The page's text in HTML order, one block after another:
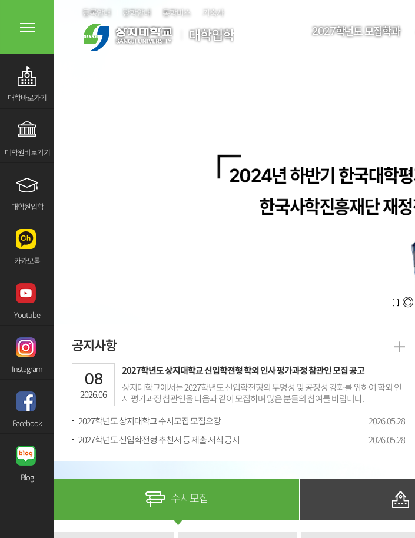
등록안내 장학안내 통학버스 기숙사
대학바로가기
대학원바로가기
대학원입학
카카오톡
Youtube
Instagram
Facebook
Blog
2027학년도 모집학과
공지사항
08
2026.06
2027학년도 상지대학교 신입학전형 학외 인사 평가과정 참관인 모집 공고
상지대학교에서는 2027학년도 신입학전형의 투명성 및 공정성 강화를 위하여 학외 인
사 평가과정 참관인을 다음과 같이 모집하며 많은 분들의 참여를 바랍니다.
2027학년도 상지대학교 수시모집 모집요강
2026.05.28
2027학년도 신입학전형 추천서 등 제출 서식 공지
2026.05.28
수시모집